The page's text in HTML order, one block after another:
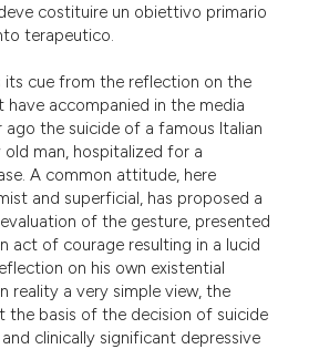
costituire un obiettivo primario
terapeutico.
its cue from the reflection on the
accompanied in the media
ago the suicide of a famous Italian
old man, hospitalized for a
A common attitude, here
and superficial, has proposed a
of the gesture, presented
act of courage resulting in a lucid
on his own existential
reality a very simple view, the
the basis of the decision of suicide
clinically significant depressive